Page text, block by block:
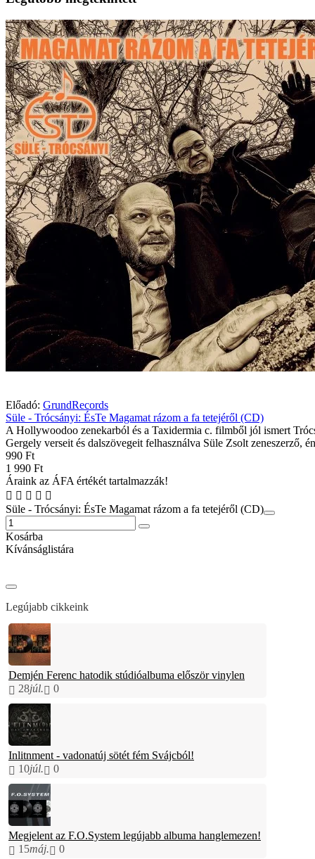
Előadó: GrundRecords
Süle - Trócsányi: ÉsTe Magamat rázom a fa tetejéről (CD)
A Hollywoodoo zenekarból és a Taxidermia c. filmből jól ismert
Gergely verseit és dalszövegeit felhasználva Süle Zsolt zeneszerző,
990 Ft
1 990 Ft
Áraink az ÁFA értékét tartalmazzák!
Süle - Trócsányi: ÉsTe Magamat rázom a fa tetejéről (CD)
Kosárba
Kívánságlistára
Legújabb cikkeink
Demjén Ferenc hatodik stúdióalbuma először vinylen
28júl. 0
Inlitnment - vadonatúj sötét fém Svájcból!
10júl. 0
Megjelent az F.O.System legújabb albuma hanglemezen!
15máj. 0